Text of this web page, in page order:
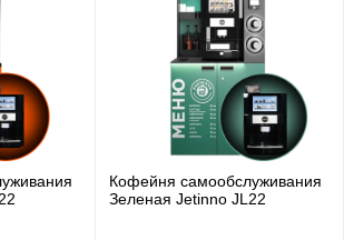
Кофейня самообслуживания
Зеленая Jetinno JL22